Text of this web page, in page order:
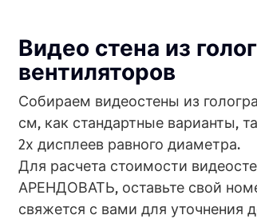
Видео стена из
вентиляторов
Собираем видеостены из
см, как стандартные варианты,
2х дисплеев равного диаметра.
Для расчета стоимости
АРЕНДОВАТЬ, оставьте свой
свяжется с вами для уточнения